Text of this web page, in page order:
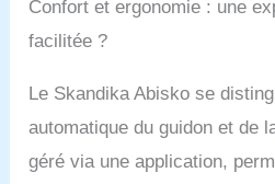
APP
Confort et ergonomie : une
facilitée ?
Le Skandika Abisko se
automatique du guidon et de
géré via une application,